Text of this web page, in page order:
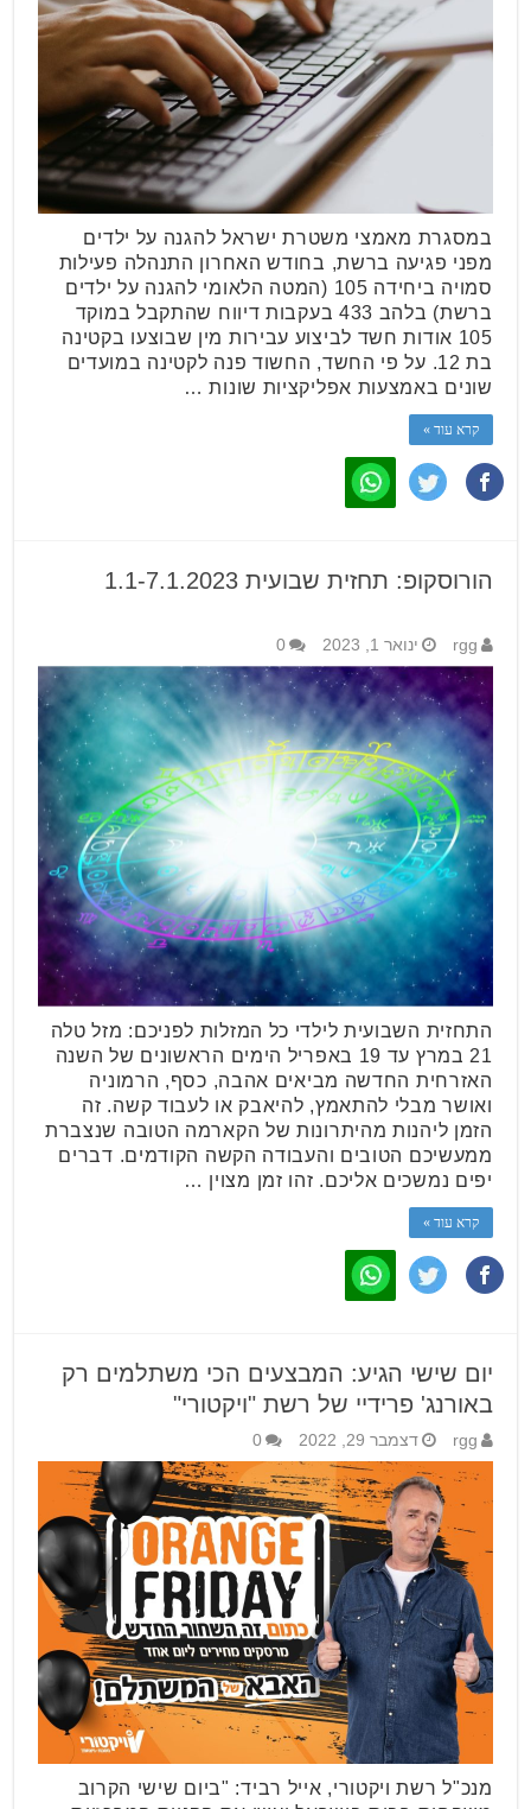
במסגרת מאמצי משטרת ישראל להגנה על ילדים
מפני פגיעה ברשת, בחודש האחרון התנהלה פעילות
סמויה ביחידה 105 (המטה הלאומי להגנה על ילדים
ברשת) בלהב 433 בעקבות דיווח שהתקבל במוקד
105 אודות חשד לביצוע עבירות מין שבוצעו בקטינה
בת 12. על פי החשד, החשוד פנה לקטינה במועדים
שונים באמצעות אפליקציות שונות …
קרא עוד »
הורוסקופ: תחזית שבועית 1.1-7.1.2023
rgg ינואר 1, 2023 0
התחזית השבועית לילדי כל המזלות לפניכם: מזל טלה
21 במרץ עד 19 באפריל הימים הראשונים של השנה
האזרחית החדשה מביאים אהבה, כסף, הרמוניה
ואושר מבלי להתאמץ, להיאבק או לעבוד קשה. זה
הזמן ליהנות מהיתרונות של הקארמה הטובה שנצברת
ממעשיכם הטובים והעבודה הקשה הקודמים. דברים
יפים נמשכים אליכם. זהו זמן מצוין …
קרא עוד »
יום שישי הגיע: המבצעים הכי משתלמים רק
באורנג' פרידיי של רשת "ויקטורי"
rgg דצמבר 29, 2022 0
מנכ"ל רשת ויקטורי, אייל רביד: "ביום שישי הקרוב